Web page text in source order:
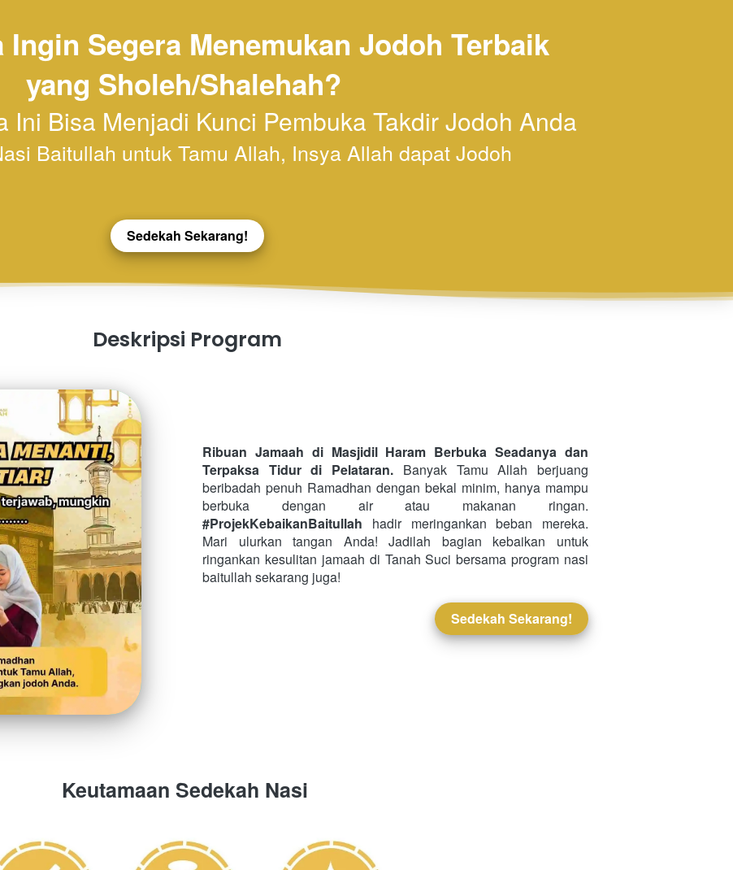
Ingin Segera Menemukan Jodoh Terbaik
yang Sholeh/Shalehah?
Ini Bisa Menjadi Kunci Pembuka Takdir Jodoh Anda
Baitullah untuk Tamu Allah, Insya Allah dapat Jodoh
`
Sedekah Sekarang!
Deskripsi Program
Ribuan Jamaah di Masjidil Haram Berbuka Seadanya dan
Terpaksa Tidur di Pelataran. Banyak Tamu Allah berjuang
beribadah penuh Ramadhan dengan bekal minim, hanya mampu
#ProjekKebaikanBaitullah hadir meringankan beban mereka.
Mari ulurkan tangan Anda! Jadilah bagian kebaikan untuk
ringankan kesulitan jamaah di Tanah Suci bersama program nasi
baitullah sekarang juga!
`
Sedekah Sekarang!
Keutamaan Sedekah Nasi